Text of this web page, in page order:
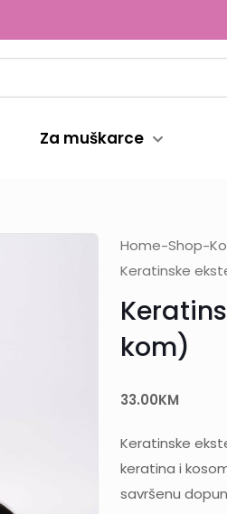
Za muškarce
Home-Shop-
Keratinske
kom)
33.00KM
Keratinske
keratina i
savršenu